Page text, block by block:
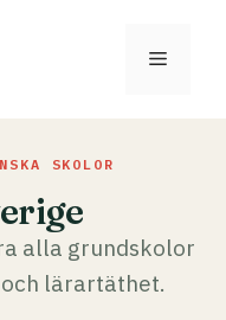
Meny
SKOLOR
alla grundskolor
lärartäthet.